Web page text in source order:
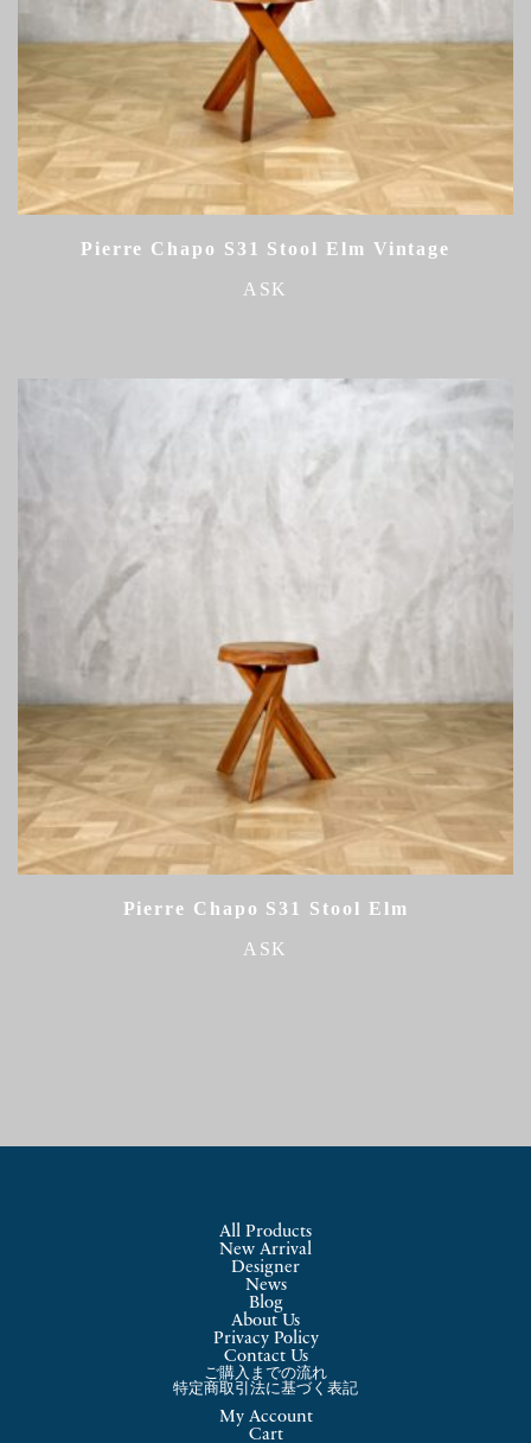
Pierre Chapo S31 Stool Elm Vintage
ASK
Pierre Chapo S31 Stool Elm
ASK
All Products
New Arrival
Designer
News
Blog
About Us
Privacy Policy
Contact Us
ご購入までの流れ
特定商取引法に基づく表記
My Account
Cart